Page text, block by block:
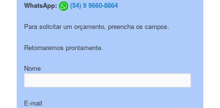
WhatsApp: (54) 9 9660-8864
Para solicitar um orçamento, preencha os campos.
Retornaremos prontamente.
Nome
E-mail